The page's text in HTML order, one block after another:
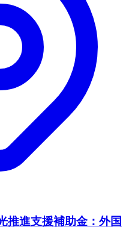
推進支援補助金：外国